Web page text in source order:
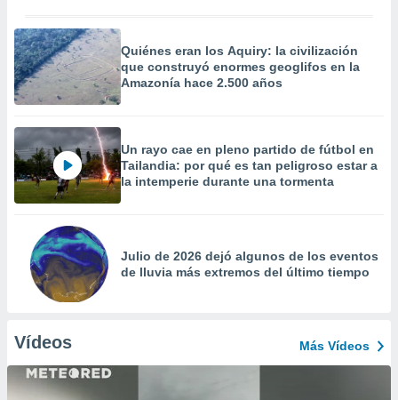
Quiénes eran los Aquiry: la civilización
que construyó enormes geoglifos en la
Amazonía hace 2.500 años
Un rayo cae en pleno partido de fútbol en
Tailandia: por qué es tan peligroso estar a
la intemperie durante una tormenta
Julio de 2026 dejó algunos de los eventos
de lluvia más extremos del último tiempo
Vídeos Más Vídeos